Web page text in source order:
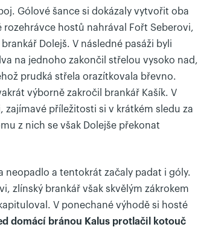
Gólové šance si dokázaly vytvořit oba
hostů nahrával Fořt Seberovi,
Dolejš. V následné pasáži byli
na jednoho zakončil střelou vysoko nad,
prudká střela orazítkovala břevno.
výborně zakročil brankář Kašík. V
příležitosti si v krátkém sledu za
z nich se však Dolejše překonat
a tentokrát začaly padat i góly.
zlínský brankář však skvělým zákrokem
V ponechané výhodě si hosté
domácí bránou Kalus protlačil kotouč